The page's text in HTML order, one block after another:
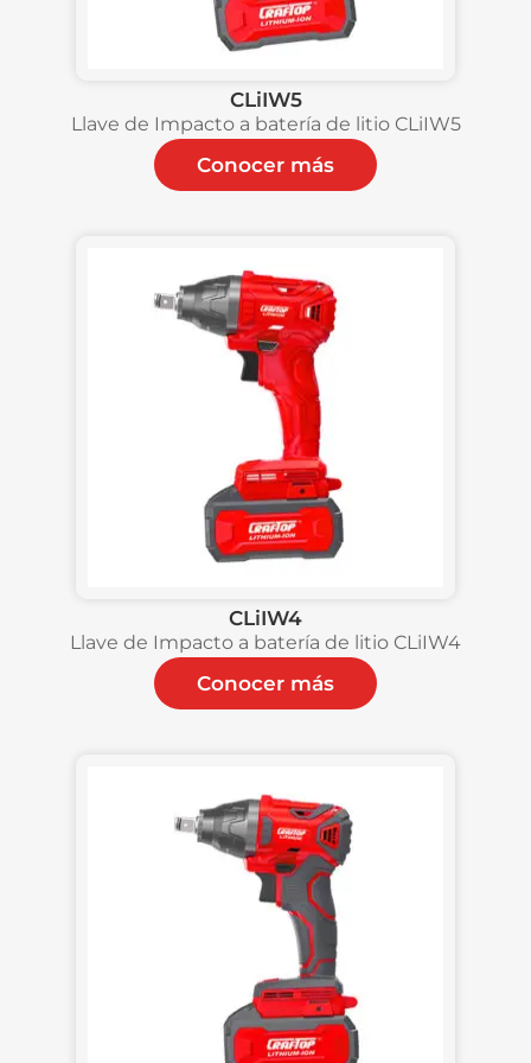
CLiIW5
Llave de Impacto a batería de litio CLiIW5
Conocer más
CLiIW4
Llave de Impacto a batería de litio CLiIW4
Conocer más